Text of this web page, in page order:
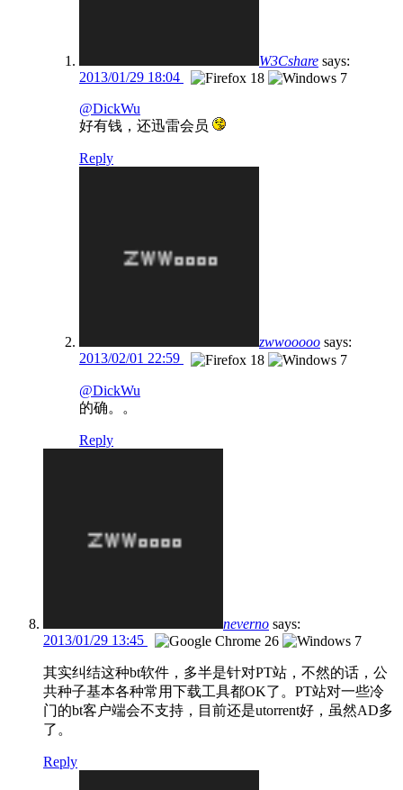
W3Cshare says:
2013/01/29 18:04
@DickWu
好有钱，还迅雷会员
Reply
zwwooooo says:
2013/02/01 22:59
@DickWu
的确。。
Reply
neverno says:
2013/01/29 13:45
其实纠结这种bt软件，多半是针对PT站，不然的话，公
共种子基本各种常用下载工具都OK了。PT站对一些冷
门的bt客户端会不支持，目前还是utorrent好，虽然AD多
了。
Reply